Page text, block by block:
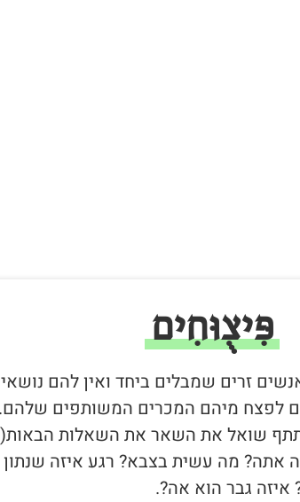
פִּיצֻוּחִים
זרים שמבלים ביחד ואין להם נושאי
לפצח מיהם המכרים המשותפים
שואל את השאר את השאלות
אתה? מה עשית בצבא? רגע איזה שנתון
גבר הוא אה?.